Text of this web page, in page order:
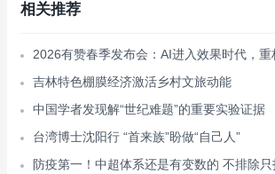
相关推荐
2026有赞春季发布会：AI进入效果时代，
吉林特色棚膜经济激活乡村文旅动能
中国学者发现解“世纪难题”的重要实验证据
台湾博士沈阳行 “首来族”盼做“自己人”
防疫第一！中超体系还是有变数的 不排除